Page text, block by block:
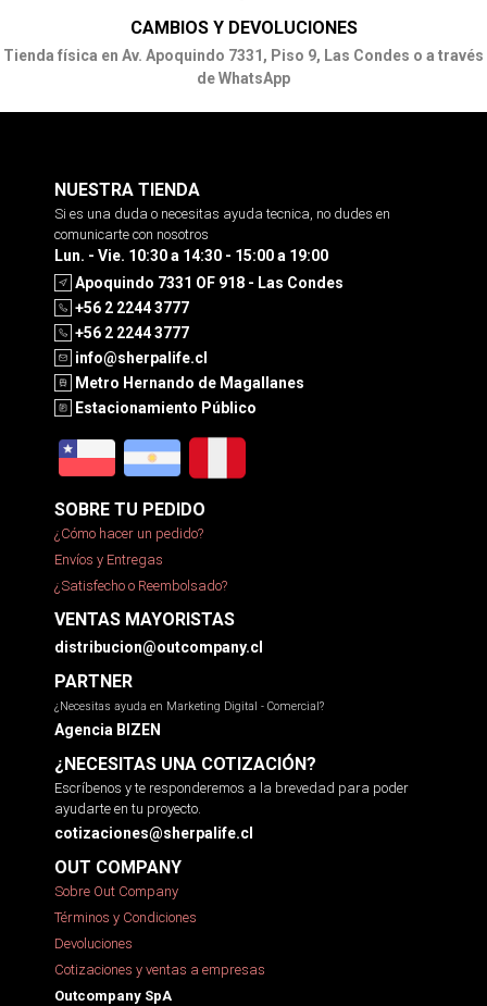
CAMBIOS Y DEVOLUCIONES
Tienda física en Av. Apoquindo 7331, Piso 9, Las Condes o a través
de WhatsApp
NUESTRA TIENDA
Si es una duda o necesitas ayuda tecnica, no dudes en
comunicarte con nosotros
Lun. - Vie. 10:30 a 14:30 - 15:00 a 19:00
Apoquindo 7331 OF 918 - Las Condes
+56 2 2244 3777
+56 2 2244 3777
info@sherpalife.cl
Metro Hernando de Magallanes
Estacionamiento Público
SOBRE TU PEDIDO
¿Cómo hacer un pedido?
Envíos y Entregas
¿Satisfecho o Reembolsado?
VENTAS MAYORISTAS
distribucion@outcompany.cl
PARTNER
¿Necesitas ayuda en Marketing Digital - Comercial?
Agencia BIZEN
¿NECESITAS UNA COTIZACIÓN?
Escríbenos y te responderemos a la brevedad para poder
ayudarte en tu proyecto.
cotizaciones@sherpalife.cl
OUT COMPANY
Sobre Out Company
Términos y Condiciones
Devoluciones
Cotizaciones y ventas a empresas
Outcompany SpA